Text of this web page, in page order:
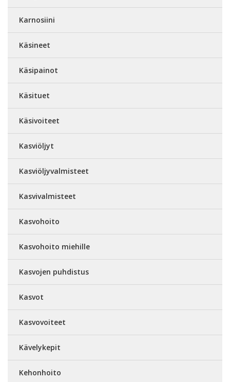
Karnosiini
Käsineet
Käsipainot
Käsituet
Käsivoiteet
Kasviöljyt
Kasviöljyvalmisteet
Kasvivalmisteet
Kasvohoito
Kasvohoito miehille
Kasvojen puhdistus
Kasvot
Kasvovoiteet
Kävelykepit
Kehonhoito